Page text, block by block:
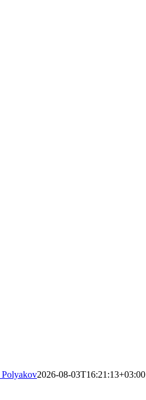
Polyakov2026-08-03T16:21:13+03:00